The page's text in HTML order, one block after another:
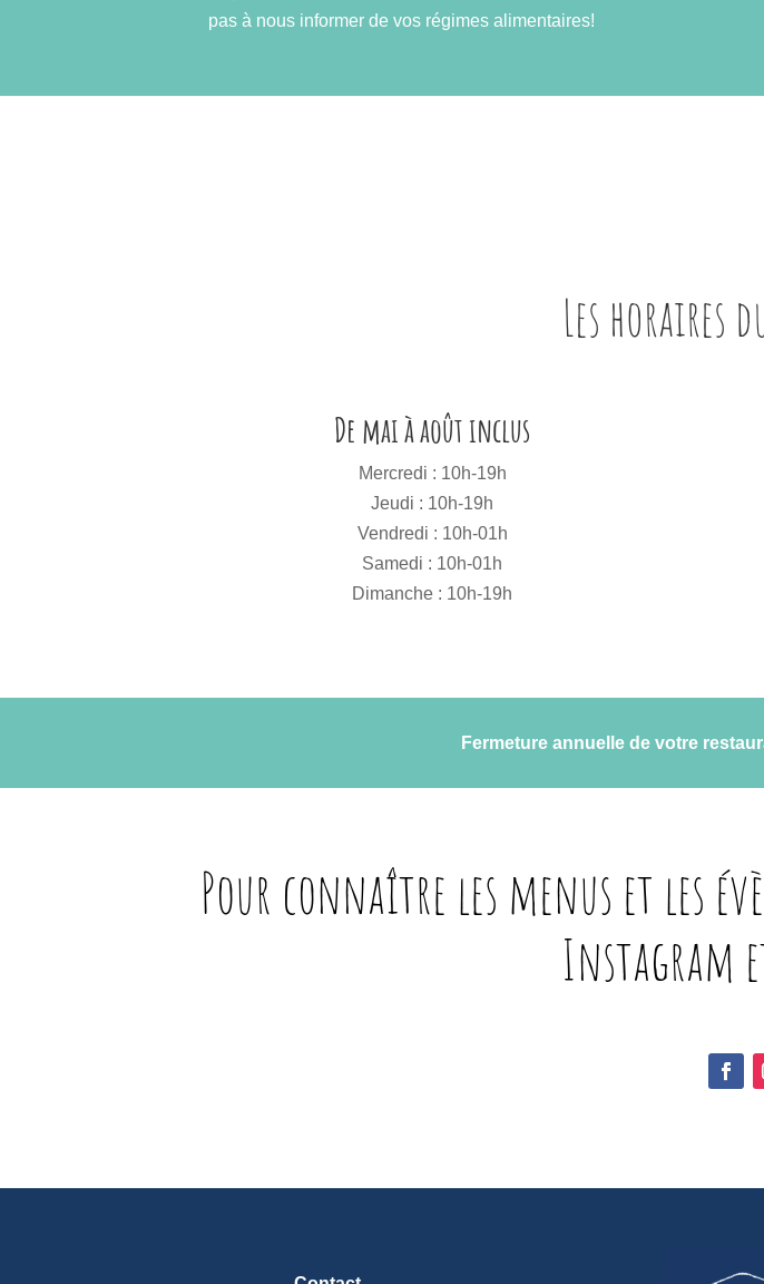
pas à nous informer de vos régimes alimentaires!
Les horaires
De mai à août inclus
Mercredi : 10h-19h
Jeudi : 10h-19h
Vendredi : 10h-01h
Samedi : 10h-01h
Dimanche : 10h-19h
Fermeture annuelle de votre
Pour connaître les menus et les
Instagram